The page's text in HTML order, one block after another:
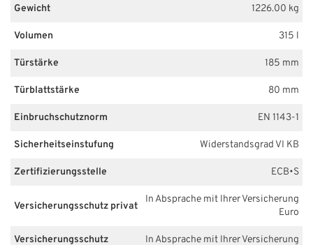
Gewicht 1226.00 kg
Volumen 315 l
Türstärke 185 mm
Türblattstärke 80 mm
Einbruchschutznorm EN 1143-1
Sicherheitseinstufung Widerstandsgrad VI KB
Zertifizierungsstelle ECB•S
Versicherungsschutz privat
In Absprache mit Ihrer Versicherung
Euro
Versicherungsschutz
In Absprache mit Ihrer Versicherung